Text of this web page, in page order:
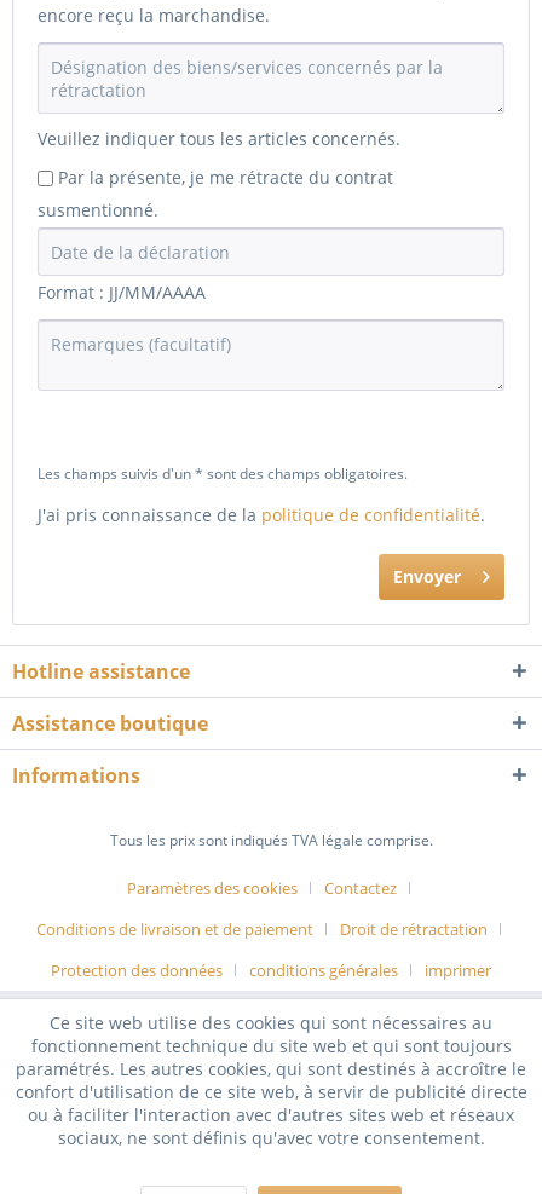
encore reçu la marchandise.
Veuillez indiquer tous les articles concernés.
Par la présente, je me rétracte du contrat
susmentionné.
Format : JJ/MM/AAAA
Les champs suivis d'un * sont des champs obligatoires.
J'ai pris connaissance de la politique de confidentialité.
Envoyer
Hotline assistance
Assistance boutique
Informations
Tous les prix sont indiqués TVA légale comprise.
Paramètres des cookies
Contactez
Conditions de livraison et de paiement
Droit de rétractation
Protection des données
conditions générales imprimer
Ce site web utilise des cookies qui sont nécessaires au
fonctionnement technique du site web et qui sont toujours
paramétrés. Les autres cookies, qui sont destinés à accroître le
confort d'utilisation de ce site web, à servir de publicité directe
ou à faciliter l'interaction avec d'autres sites web et réseaux
sociaux, ne sont définis qu'avec votre consentement.